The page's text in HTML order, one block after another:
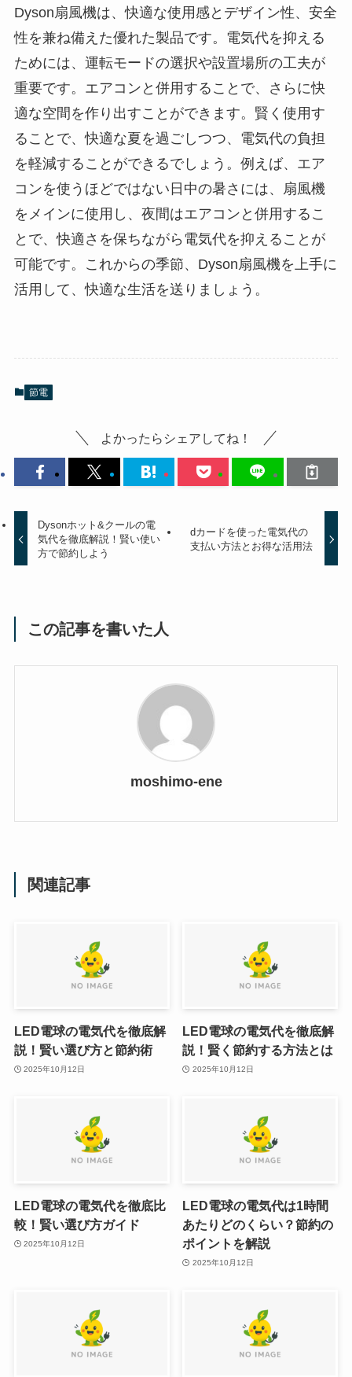
Dyson扇風機は、快適な使用感とデザイン性、安全
性を兼ね備えた優れた製品です。電気代を抑える
ためには、運転モードの選択や設置場所の工夫が
重要です。エアコンと併用することで、さらに快
適な空間を作り出すことができます。賢く使用す
ることで、快適な夏を過ごしつつ、電気代の負担
を軽減することができるでしょう。例えば、エア
コンを使うほどではない日中の暑さには、扇風機
をメインに使用し、夜間はエアコンと併用するこ
とで、快適さを保ちながら電気代を抑えることが
可能です。これからの季節、Dyson扇風機を上手に
活用して、快適な生活を送りましょう。
節電
よかったらシェアしてね！
Dysonホット&クールの電
気代を徹底解説！賢い使い
方で節約しよう
dカードを使った電気代の
支払い方法とお得な活用法
この記事を書いた人
moshimo-ene
関連記事
LED電球の電気代を徹底解
説！賢い選び方と節約術
2025年10月12日
LED電球の電気代を徹底解
説！賢く節約する方法とは
2025年10月12日
LED電球の電気代を徹底比
較！賢い選び方ガイド
2025年10月12日
LED電球の電気代は1時間
あたりどのくらい？節約の
ポイントを解説
2025年10月12日